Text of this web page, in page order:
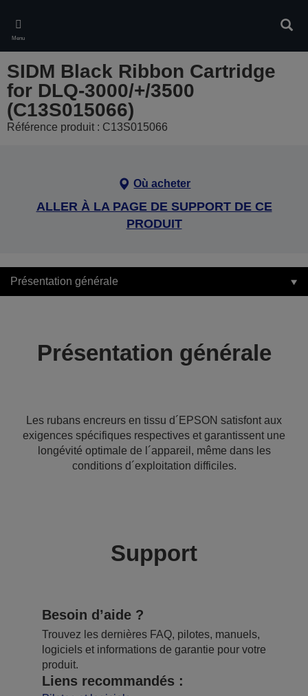
main
content
Menu
SIDM Black Ribbon Cartridge
for DLQ-3000/+/3500
(C13S015066)
Référence produit : C13S015066
Où acheter
ALLER À LA PAGE DE SUPPORT DE CE
PRODUIT
Présentation générale
Présentation générale
Les rubans encreurs en tissu d´EPSON satisfont aux
exigences spécifiques respectives et garantissent une
longévité optimale de l´appareil, même dans les
conditions d´exploitation difficiles.
Support
Besoin d’aide ?
Trouvez les dernières FAQ, pilotes, manuels,
logiciels et informations de garantie pour votre
produit.
Liens recommandés :